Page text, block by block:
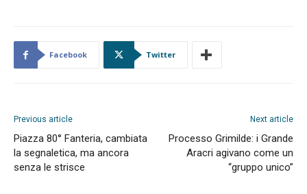
Facebook Twitter
Previous article
Piazza 80° Fanteria, cambiata
la segnaletica, ma ancora
senza le strisce
Next article
Processo Grimilde: i Grande
Aracri agivano come un
“gruppo unico”